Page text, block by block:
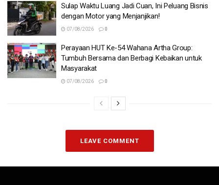
Sulap Waktu Luang Jadi Cuan, Ini Peluang Bisnis
dengan Motor yang Menjanjikan!
07/08/2026 0
Perayaan HUT Ke-54 Wahana Artha Group:
Tumbuh Bersama dan Berbagi Kebaikan untuk
Masyarakat
07/08/2026 0
LEAVE COMMENT